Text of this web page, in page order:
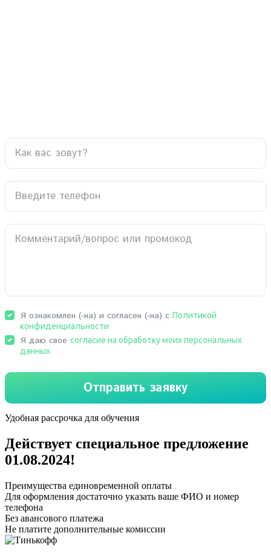
Удобная рассрочка для обучения
Действует специальное предложение
01.08.2024!
Преимущества единовременной оплаты
Для оформления достаточно указать ваше ФИО и номер
телефона
Без авансового платежа
Не платите дополнительные комиссии